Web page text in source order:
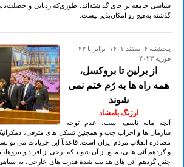
سیاسی جامعه بر جای گذاشته‌اند، طوری‌که ردیابی و
گذشته به‌هیچ رو امکان‌پذیر نیست.
پنجشنبه ۴ اسفند ۱۴۰۱ برابر با ۲۳
فوريه ۲۰۲۳
از برلین تا بروکسل،
همه راه ها به رُم ختم نمی
شوند
ارژنگ بامشاد
آنچه مایه تاسف است، عدم توجه
سازمان ها و احزاب چپ و همچنین تشکل های مترقی،
مصادره انقلاب مردم ایران است. قاعدتآ این جریانات می
و گردهم آئی هایی، مانع از آن شوند که برخی از افراد و
چنین گردهم آئی های هدایت شدۀ قدرت های خارجی، به